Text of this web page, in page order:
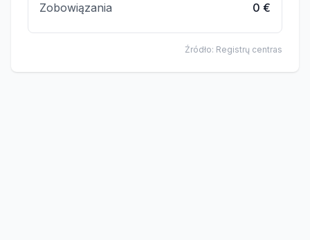
Zobowiązania 0 €
Źródło: Registrų centras